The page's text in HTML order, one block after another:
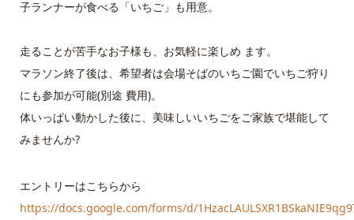
子ランナーが食べる「いちご」も用意。
走ることが苦手なお子様も、お気軽に楽しめ ます。
マラソン終了後は、希望者は会場そばのいちご園でいちご狩り
にも参加が可能(別途 費用)。
体いっぱい動かした後に、美味しいいちごをご家族で堪能して
みませんか?
エントリーはこちらから
https://docs.google.com/forms/d/